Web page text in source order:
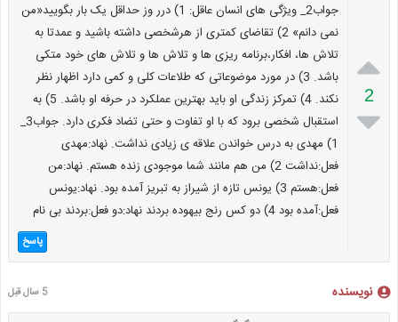

2

جواب2_ ویژگی های انسان عاقل: 1) درر وز حداقل یک بار بگویید«من
نمی دانم» 2) تقاضای کمتری از هرشخصی داشته باشید و عمدتا به
تلاش ها، افکار،برنامه ریزی ها و تلاش ها و تلاش های خود متکی
باشد. 3) در مورد موضوعاتی که طلاعات کلی و کمی دارد اظهار نظر
نکند. 4) تمرکز زندگی او باید بهترین عملکرد در حرفه او باشد. 5) به
استقبال شخصی برود که با او تفاوت و حتی تضاد فکری دارد. جواب3_
1) مهدی به درس خواندن علاقه ی زیادی نداشت. نهاد:مهدی
فعل:نداشت 2) من هم مانند شما موجودی زنده هستم. نهاد:من
فعل:هستم 3) یونس تازه از شیراز به تبریز آمده بود. نهاد:یونس
فعل:آمده بود 4) دو کس رنج بیهوده بردند نهاد:دو فعل:بردند بی نام
پاسخ
نویسنده 5 سال قبل